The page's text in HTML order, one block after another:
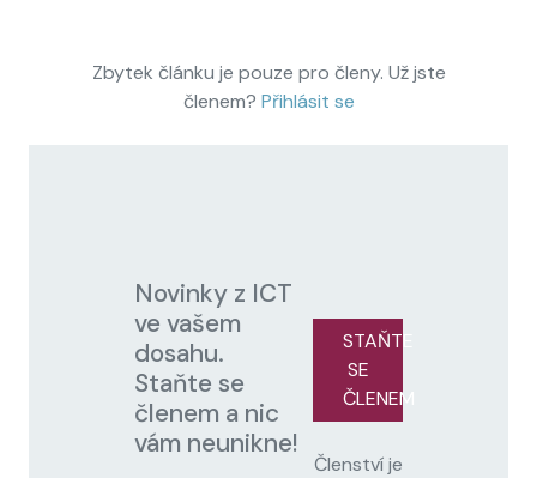
Zbytek článku je pouze pro členy. Už jste
členem? Přihlásit se
Novinky z ICT
ve vašem
dosahu.
Staňte se
členem a nic
vám neunikne!
STAŇTE
SE
ČLENEM
Členství je